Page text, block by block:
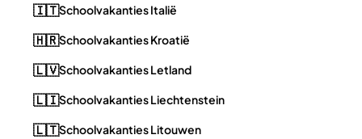
🇮🇹Schoolvakanties Italië
🇭🇷Schoolvakanties Kroatië
🇱🇻Schoolvakanties Letland
🇱🇮Schoolvakanties Liechtenstein
🇱🇹Schoolvakanties Litouwen